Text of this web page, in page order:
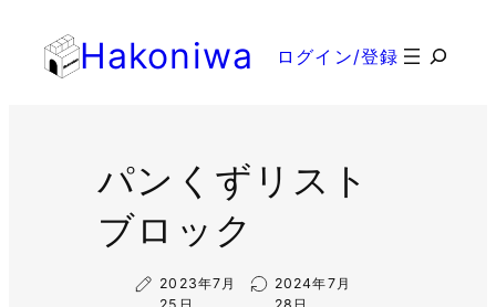
Hakoniwa ログイン/登録
検
パンくずリスト
ブロック
2023年7月
2024年7月